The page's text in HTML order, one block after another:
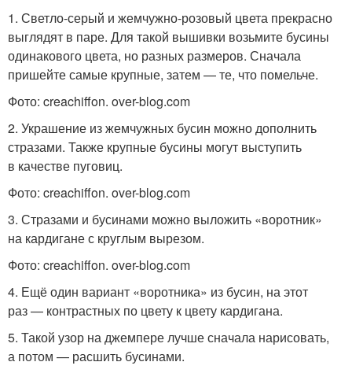
1. Светло-серый и жемчужно-розовый цвета прекрасно
выглядят в паре. Для такой вышивки возьмите бусины
одинакового цвета, но разных размеров. Сначала
пришейте самые крупные, затем — те, что помельче.
Фото: creachiffon. over-blog.com
2. Украшение из жемчужных бусин можно дополнить
стразами. Также крупные бусины могут выступить
в качестве пуговиц.
Фото: creachiffon. over-blog.com
3. Стразами и бусинами можно выложить «воротник»
на кардигане с круглым вырезом.
Фото: creachiffon. over-blog.com
4. Ещё один вариант «воротника» из бусин, на этот
раз — контрастных по цвету к цвету кардигана.
5. Такой узор на джемпере лучше сначала нарисовать,
а потом — расшить бусинами.